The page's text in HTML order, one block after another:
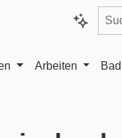
Arbeiten